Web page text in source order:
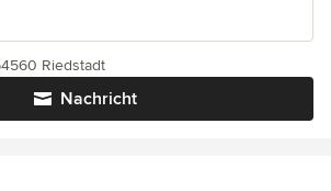
Nachricht
Riedstadt